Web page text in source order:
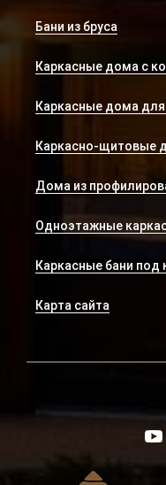
Бани из бруса
Каркасные дома с
Каркасные дома
Каркасно-щитовые
Дома из
Одноэтажные
Каркасные бани под
Карта сайта